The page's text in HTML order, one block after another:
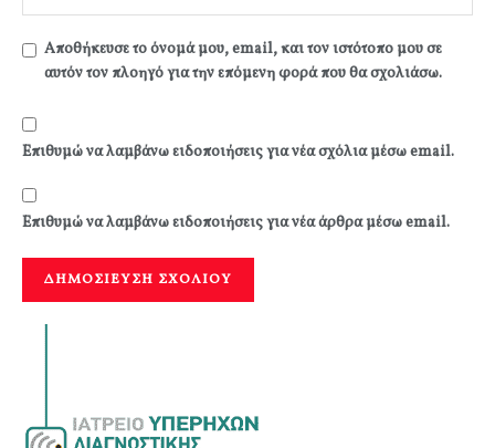
Αποθήκευσε το όνομά μου, email, και τον ιστότοπο μου σε
αυτόν τον πλοηγό για την επόμενη φορά που θα σχολιάσω.
Επιθυμώ να λαμβάνω ειδοποιήσεις για νέα σχόλια μέσω email.
Επιθυμώ να λαμβάνω ειδοποιήσεις για νέα άρθρα μέσω email.